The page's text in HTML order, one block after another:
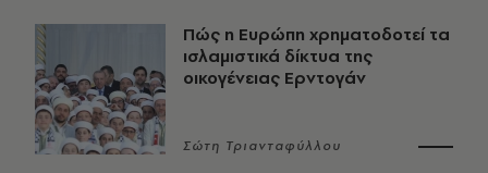
Πώς η Ευρώπη χρηματοδοτεί τα
ισλαμιστικά δίκτυα της
οικογένειας Ερντογάν
Σώτη Τριανταφύλλου